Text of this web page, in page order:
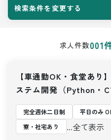
検索条件を変更する
求人件数001
【車通勤OK・食堂あり
ステム開発（Python・C
完全週休二日制 平日のみ
寮・社宅あり
...全て表示